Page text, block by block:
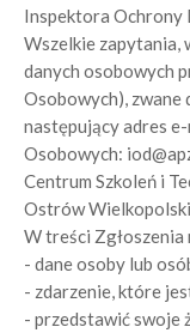
Inspektora Ochrony
Wszelkie zapytania,
danych osobowych
Osobowych), zwane
następujący adres
Osobowych:
Centrum Szkoleń i
Ostrów
W treści Zgłoszenia
- dane osoby lub
- zdarzenie, które
- przedstawić swoje